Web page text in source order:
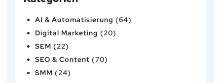
AI & Automatisierung (64)
Digital Marketing (20)
SEM (22)
SEO & Content (70)
SMM (24)